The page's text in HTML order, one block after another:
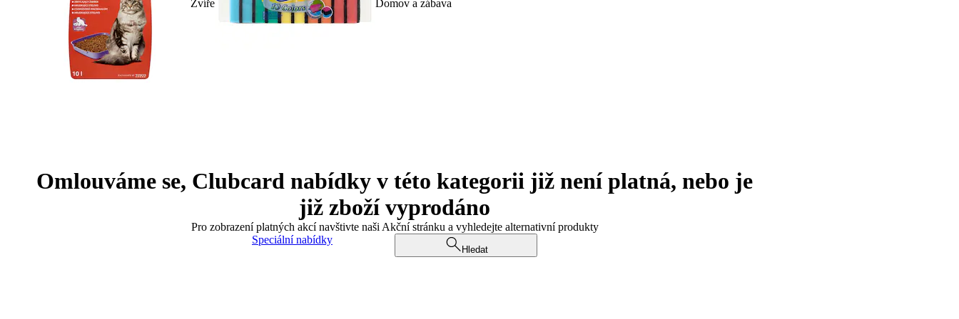
Zvíře Domov a zábava
Omlouváme se, Clubcard nabídky v této kategorii již není platná, nebo je
již zboží vyprodáno
Pro zobrazení platných akcí navštivte naši Akční stránku a vyhledejte alternativní produkty
Speciální nabídky
Hledat